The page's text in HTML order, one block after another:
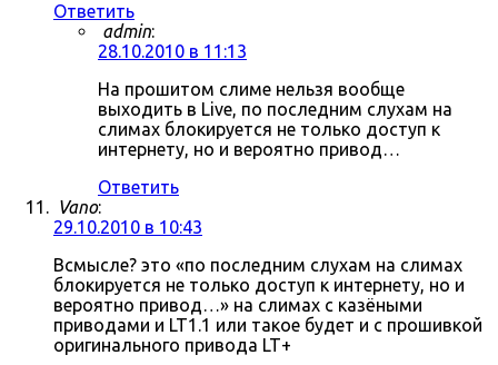
Ответить
admin:
28.10.2010 в 11:13
На прошитом слиме нельзя вообще
выходить в Live, по последним слухам на
слимах блокируется не только доступ к
интернету, но и вероятно привод…
Ответить
Vano:
29.10.2010 в 10:43
Всмысле? это «по последним слухам на слимах
блокируется не только доступ к интернету, но и
вероятно привод…» на слимах с казёными
приводами и LT1.1 или такое будет и с прошивкой
оригинального привода LT+